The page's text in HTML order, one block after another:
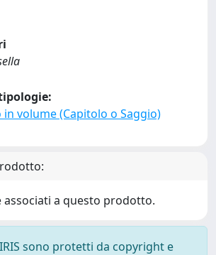
volume (Capitolo o Saggio)
associati a questo prodotto.
sono protetti da copyright e